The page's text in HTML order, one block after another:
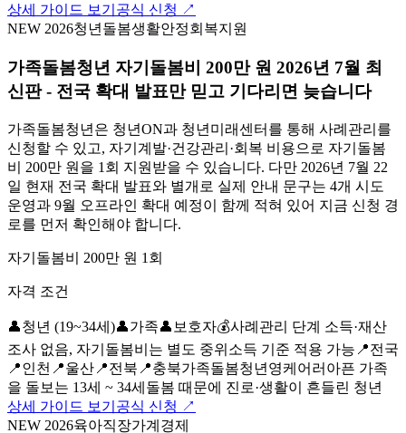
상세 가이드 보기 공식 신청 ↗
NEW 2026청년 돌봄생활안정회복지원
가족돌봄청년 자기돌봄비 200만 원 2026년 7월 최
신판 - 전국 확대 발표만 믿고 기다리면 늦습니다
가족돌봄청년은 청년ON과 청년미래센터를 통해 사례관리를
신청할 수 있고, 자기계발·건강관리·회복 비용으로 자기돌봄
비 200만 원을 1회 지원받을 수 있습니다. 다만 2026년 7월 22
일 현재 전국 확대 발표와 별개로 실제 안내 문구는 4개 시도
운영과 9월 오프라인 확대 예정이 함께 적혀 있어 지금 신청 경
로를 먼저 확인해야 합니다.
자기돌봄비 200만 원 1회
자격 조건
👤청년 (19~34세)👤가족👤 보호자💰사례관리 단계 소득·재산
조사 없음, 자기돌봄비는 별도 중위소득 기준 적용 가능 📍전국
📍인천 📍울산 📍전북 📍충북가족돌봄청년 영케어러 아픈 가족
을 돌보는 13세 ~ 34세 돌봄 때문에 진로·생활이 흔들린 청년
상세 가이드 보기 공식 신청 ↗
NEW 2026육아직장가계경제